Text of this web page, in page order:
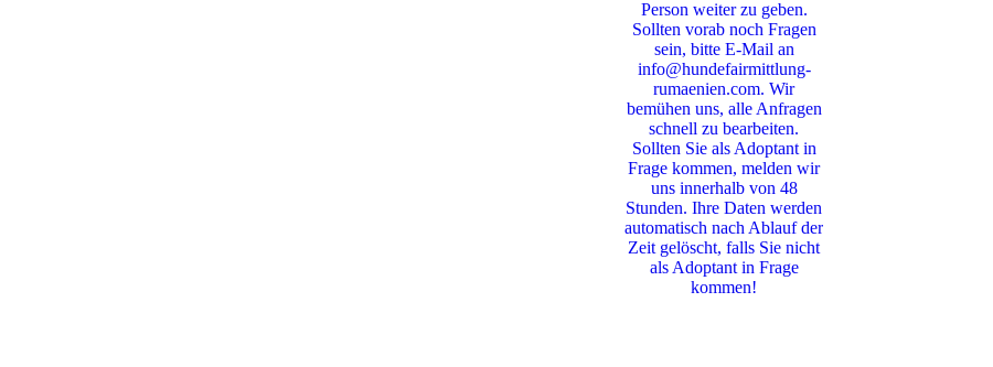
Person weiter zu geben.
Sollten vorab noch Fragen
sein, bitte E-Mail an
info@hundefairmittlung-
rumaenien.com. Wir
bemühen uns, alle Anfragen
schnell zu bearbeiten.
Sollten Sie als Adoptant in
Frage kommen, melden wir
uns innerhalb von 48
Stunden. Ihre Daten werden
automatisch nach Ablauf der
Zeit gelöscht, falls Sie nicht
als Adoptant in Frage
kommen!